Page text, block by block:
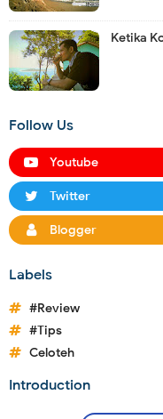
Ketika
Follow Us
Youtube
Twitter
Blogger
Labels
#Review
#Tips
Celoteh
Introduction